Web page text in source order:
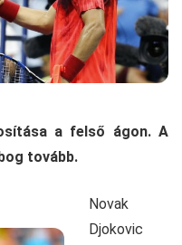
a felső ágon. A
tovább.
Novak
Djokovic